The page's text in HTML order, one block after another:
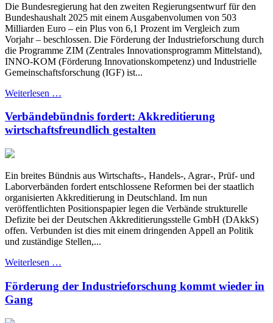
Die Bundesregierung hat den zweiten Regierungsentwurf für den
Bundeshaushalt 2025 mit einem Ausgabenvolumen von 503
Milliarden Euro – ein Plus von 6,1 Prozent im Vergleich zum
Vorjahr – beschlossen. Die Förderung der Industrieforschung durch
die Programme ZIM (Zentrales Innovationsprogramm Mittelstand),
INNO-KOM (Förderung Innovationskompetenz) und Industrielle
Gemeinschaftsforschung (IGF) ist...
Weiterlesen …
Verbändebündnis fordert: Akkreditierung
wirtschaftsfreundlich gestalten
Ein breites Bündnis aus Wirtschafts-, Handels-, Agrar-, Prüf- und
Laborverbänden fordert entschlossene Reformen bei der staatlich
organisierten Akkreditierung in Deutschland. Im nun
veröffentlichten Positionspapier legen die Verbände strukturelle
Defizite bei der Deutschen Akkreditierungsstelle GmbH (DAkkS)
offen. Verbunden ist dies mit einem dringenden Appell an Politik
und zuständige Stellen,...
Weiterlesen …
Förderung der Industrieforschung kommt wieder in
Gang